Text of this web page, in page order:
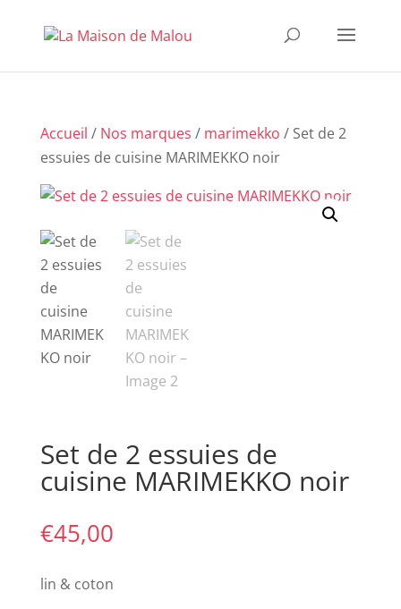
Accueil / Nos marques / marimekko / Set de 2
essuies de cuisine MARIMEKKO noir
Set de 2 essuies de
cuisine MARIMEKKO noir
€45,00
lin & coton